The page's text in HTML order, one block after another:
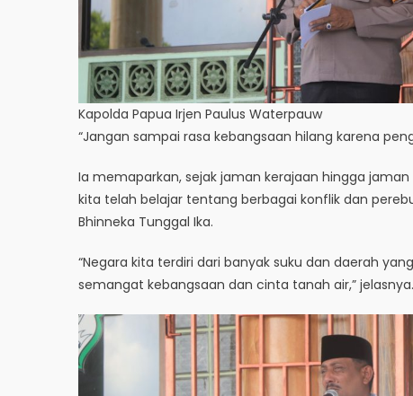
Kapolda Papua Irjen Paulus Waterpauw
“Jangan sampai rasa kebangsaan hilang karena
Ia memaparkan, sejak jaman kerajaan hingga
kita telah belajar tentang berbagai konflik dan
Bhinneka Tunggal Ika.
“Negara kita terdiri dari banyak suku dan daerah
semangat kebangsaan dan cinta tanah air,” jelasnya.